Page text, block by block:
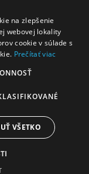
by
na zlepšenie
webovej lokality
cookie v súlade s
Prečítať viac
VŠETKO